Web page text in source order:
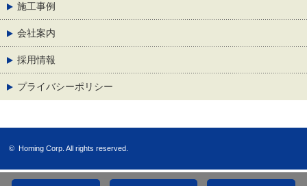
施工事例
会社案内
採用情報
プライバシーポリシー
© Homing Corp. All rights reserved.